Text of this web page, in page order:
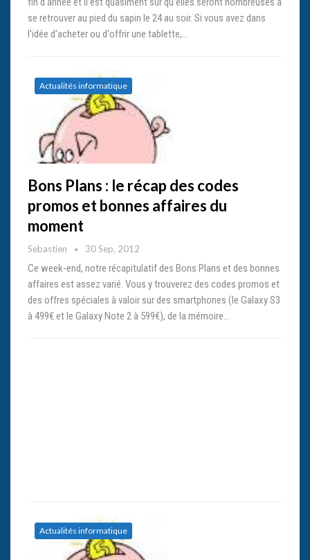
se retrouver au pied du sapin le 24 au soir. Si vous avez dans
l'idée d'acheter ou d'offrir une tablette,…
Actualités informatique
Bons Plans : le récap des codes
promos et bonnes affaires du
moment
Sebastien 30 Sep, 2012
Ce week-end, notre récapitulatif des Bons Plans et des bonnes
affaires est assez varié. Vous y trouverez des codes promos et
des offres spéciales à valoir sur des smartphones (le Galaxy S3
à 499€ et le Galaxy Note 2 à 599€), de la mémoire…
Actualités informatique